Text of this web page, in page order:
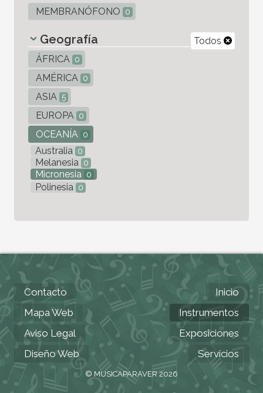
MEMBRANÓFONO 0
Todos
Geografía
ÁFRICA 0
AMÉRICA 0
ASIA 5
EUROPA 0
OCEANÍA 0
Australia 0
Melanesia 0
Micronesia 0
Polinesia 0
Contacto
Mapa Web
Aviso Legal
Diseño Web
Inicio
Instrumentos
Exposiciones
Servicios
© MUSICAPARAVER 2026